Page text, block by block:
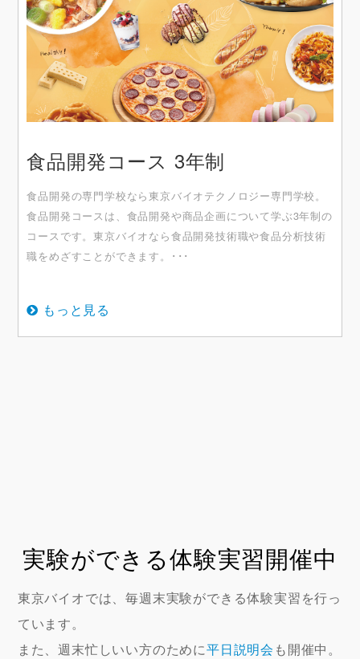
食品開発コース 3年制
食品開発の専門学校なら東京バイオテクノロジー専門学校。
食品開発コースは、食品開発や商品企画について学ぶ3年制の
コースです。東京バイオなら食品開発技術職や食品分析技術
職をめざすことができます。･･･
もっと見る
実験ができる体験実習開催中
東京バイオでは、毎週末実験ができる体験実習を行っ
ています。
また、週末忙しいい方のために平日説明会 も開催中。